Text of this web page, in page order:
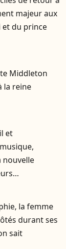
majeur aux
et du prince
Middleton
la reine
et
nouvelle
la femme
durant ses
sait